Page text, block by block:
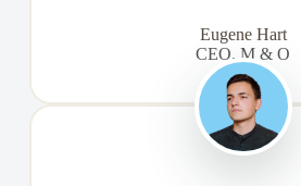
Eugene Hart
CEO, M & O